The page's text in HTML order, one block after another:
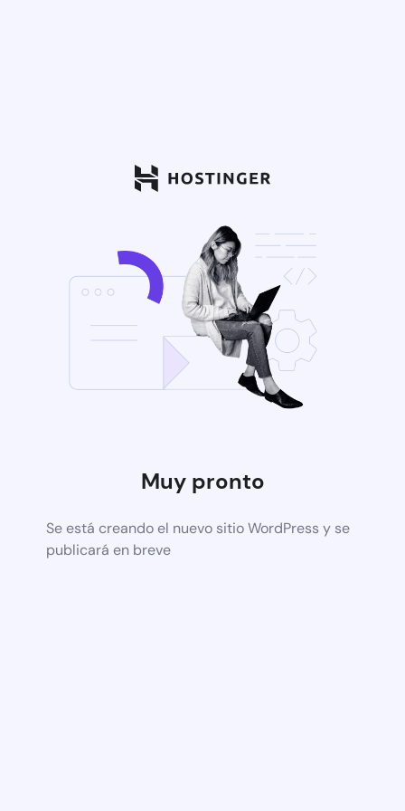
Muy pronto
Se está creando el nuevo sitio WordPress y se
publicará en breve